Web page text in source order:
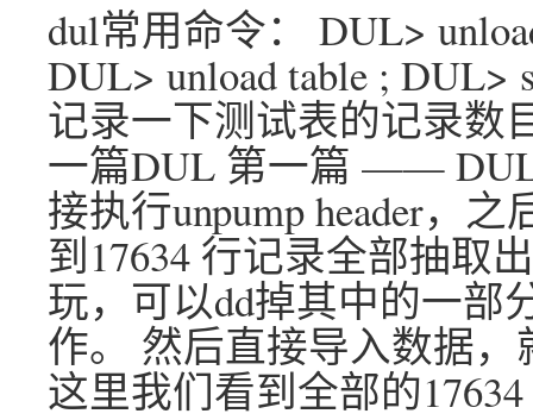
dul常用命令： DUL>
DUL> unload table ; DUL>
记录一下测试表的记录数
一篇DUL 第一篇 ——
接执行unpump header，
到17634 行记录全部抽取
玩，可以dd掉其中的一部
作。 然后直接导入数据
这里我们看到全部的